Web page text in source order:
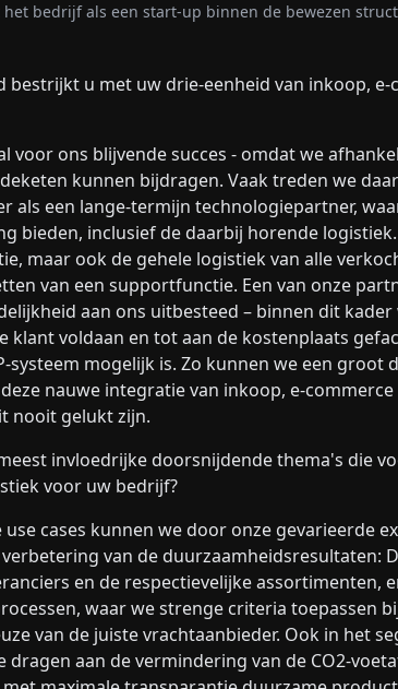
bedrijf als een start-up binnen de bewezen
bestrijkt u met uw drie-eenheid van inkoop,
voor ons blijvende succes - omdat we
kunnen bijdragen. Vaak treden we
als een lange-termijn technologiepartner,
bieden, inclusief de daarbij horende
maar ook de gehele logistiek van alle
van een supportfunctie. Een van onze
aan ons uitbesteed – binnen dit
klant voldaan en tot aan de kostenplaats
systeem mogelijk is. Zo kunnen we een groot
nauwe integratie van inkoop, e-
nooit gelukt zijn.
invloedrijke doorsnijdende thema's die
voor uw bedrijf?
use cases kunnen we door onze gevarieerde
van de duurzaamheidsresultaten:
en de respectievelijke assortimenten,
waar we strenge criteria toepassen
van de juiste vrachtaanbieder. Ook in het
dragen aan de vermindering van de CO2-